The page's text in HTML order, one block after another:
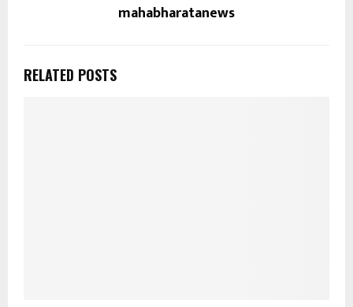
mahabharatanews
RELATED POSTS